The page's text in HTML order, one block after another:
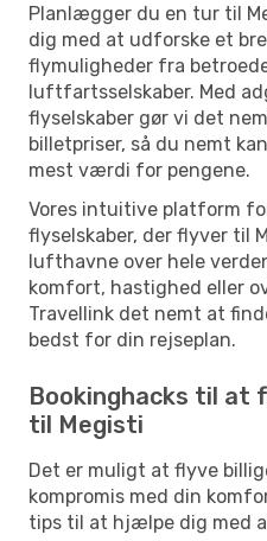
Planlægger du en tur til
dig med at udforske et
flymuligheder fra
luftfartsselskaber. Med
flyselskaber gør vi det
billetpriser, så du nemt
mest værdi for pengene.
Vores intuitive platform
flyselskaber, der flyver til
lufthavne over hele
komfort, hastighed eller
Travellink det nemt at
bedst for din rejseplan.
Bookinghacks til at
til Megisti
Det er muligt at flyve
kompromis med din
tips til at hjælpe dig med